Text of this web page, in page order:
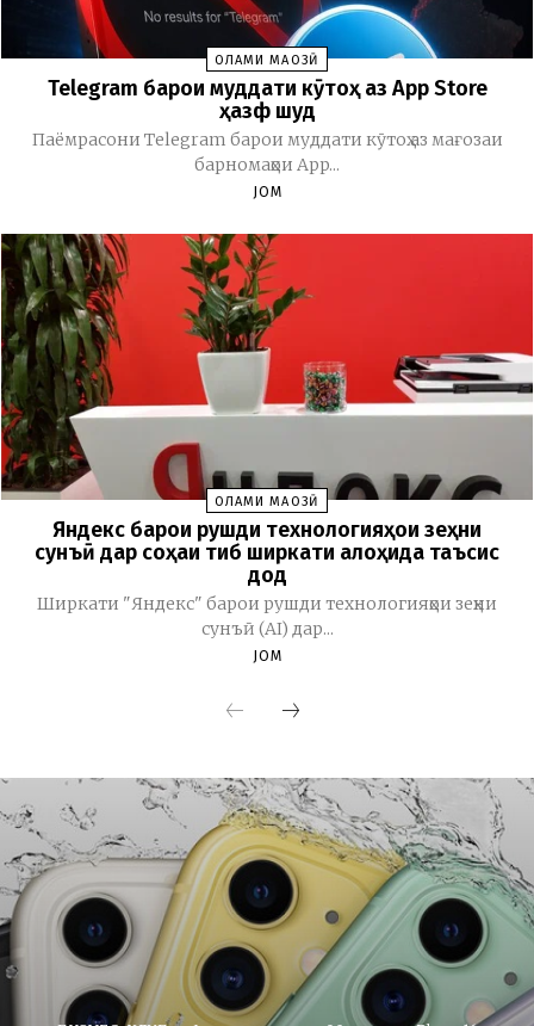
ОЛАМИ МАҶОЗӢ
Telegram барои муддати кӯтоҳ аз App Store
ҳазф шуд
Паёмрасони Telegram барои муддати кӯтоҳ аз мағозаи
барномаҳои App...
JOM
ОЛАМИ МАҶОЗӢ
Яндекс барои рушди технологияҳои зеҳни
сунъӣ дар соҳаи тиб ширкати алоҳида таъсис
дод
Ширкати "Яндекс" барои рушди технологияҳои зеҳни
сунъӣ (AI) дар...
JOM